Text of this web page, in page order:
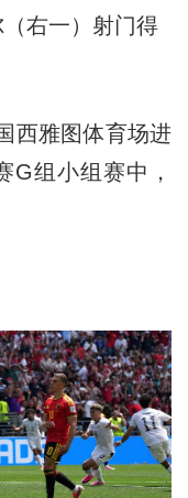
右一）射门得
雅图体育场进
G组小组赛中，